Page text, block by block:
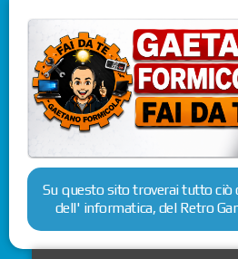
Su questo sito troverai tutto ciò
dell' informatica, del Retro